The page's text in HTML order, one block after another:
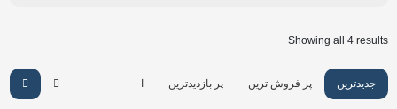
Showing all 4 results
پر فروش ترین پر بازدیدترین جدیدترین گرانترین